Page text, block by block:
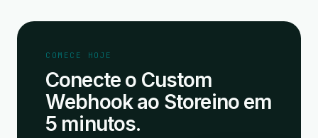
COMECE HOJE
Conecte o Custom
Webhook ao Storeino em
5 minutos.